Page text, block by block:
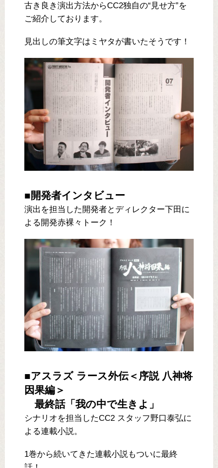
古き良き演出方法からCC2独自の“見せ方”を
ご紹介しております。
見出しの筆文字はミヤタが書いたそうです！
■開発者インタビュー
演出を担当した開発者とディレクター下田に
よる開発赤裸々トーク！
■アスラズ ラース外伝＜序説 八神将
因果編＞
最終話「我の中で生きよ」
シナリオを担当したCC2 スタッフ野口泰弘に
よる連載小説。
1巻から続いてきた連載小説もついに最終